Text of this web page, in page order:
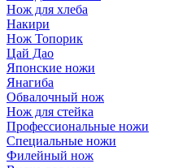
Нож для хлеба
Накири
Нож Топорик
Цай Дао
Японские ножи
Янагиба
Обвалочный нож
Нож для стейка
Профессиональные ножи
Специальные ножи
Филейный нож